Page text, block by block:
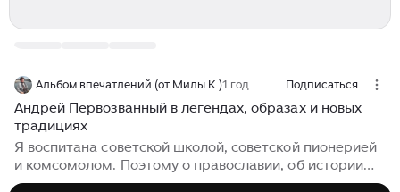
Альбом впечатлений (от Милы К.)1 год Подписаться
Андрей Первозванный в легендах, образах и новых
традициях
Я воспитана советской школой, советской пионерией
и комсомолом. Поэтому о православии, об истории
религии я имею весьма слабые и несистемные